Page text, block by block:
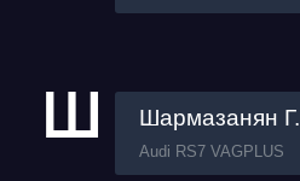
Ш Шармазанян Г.
Audi RS7 VAGPLUS